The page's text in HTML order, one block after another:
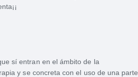
sí entran en el ámbito de la
y se concreta con el uso de una parte